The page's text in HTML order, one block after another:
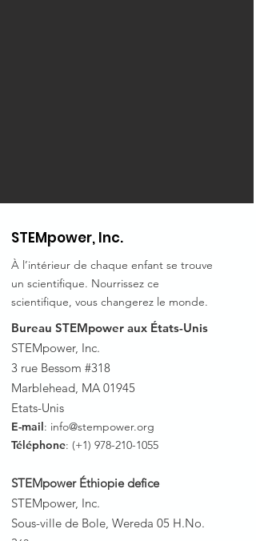
STEMpower, Inc.
À l’intérieur de chaque enfant se trouve
un scientifique. Nourrissez ce
scientifique, vous changerez le monde.
Bureau STEMpower aux États-Unis
STEMpower, Inc.
3 rue Bessom #318
Marblehead, MA 01945
Etats-Unis
E-mail: info@stempower.org
Téléphone: (+1) 978-210-1055
STEMpower Éthiopie defice
STEMpower, Inc.
Sous-ville de Bole, Wereda 05 H.No.